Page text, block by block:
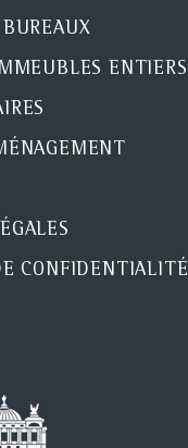
ENTIERS
CONFIDENTIALITÉ